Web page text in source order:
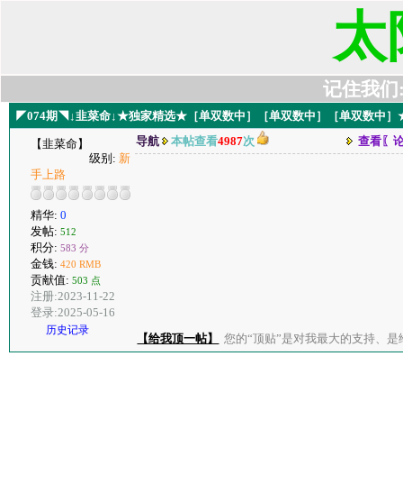
太
记住我们
◤074期◥↓韭菜命↓★独家精选★［单双数中］［单双数中］［单双数中］
【韭菜命】
级别: 新
手上路
精华: 0
发帖: 512
积分: 583 分
金钱: 420 RMB
贡献值: 503 点
注册:2023-11-22
登录:2025-05-16
历史记录
导航 本帖查看4987次 查看〖
【给我顶一帖】 您的“顶贴”是对我最大的支持、